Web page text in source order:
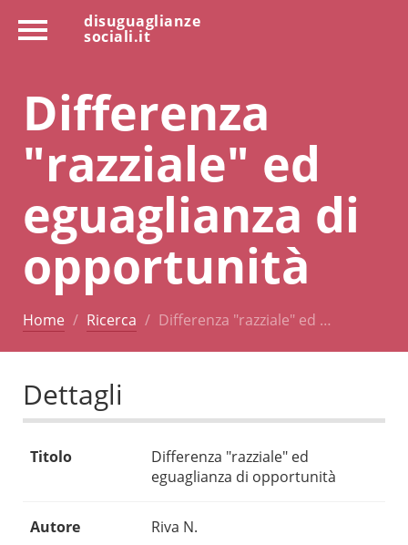
disuguaglianze
sociali.it
Differenza
"razziale" ed
eguaglianza di
opportunità
Home Ricerca Differenza "razziale" ed …
Dettagli
Titolo
Differenza "razziale" ed
eguaglianza di opportunità
Autore Riva N.